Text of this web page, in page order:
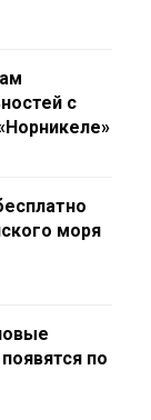
с
моря
по